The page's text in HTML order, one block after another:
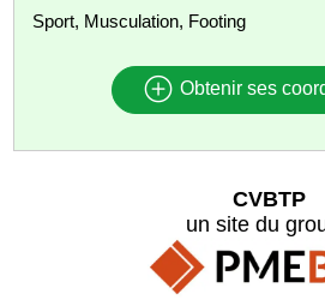
Sport, Musculation, Footing
Obtenir ses
CVBTP
un site du